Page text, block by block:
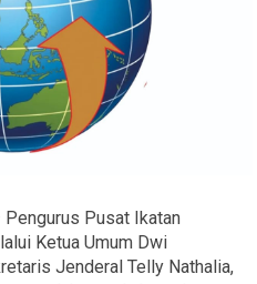
Pengurus Pusat Ikatan
Ketua Umum Dwi
Jenderal Telly Nathalia,